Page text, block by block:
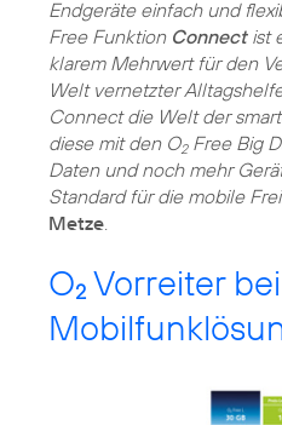
Endgeräte einfach und
Free Funktion Connectist
klarem Mehrwert für den
Welt vernetzter
Connect die Welt der
diese mit den O2Free Big
Daten und noch mehr
Standard für die mobile
Metze
O2 Vorreiter